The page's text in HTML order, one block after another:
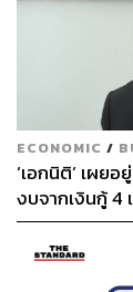
ECONOMIC /
‘เอกนิติ’ เผยอ
งบจากเงินกู้ 4
เฟส 2 มีเพียง